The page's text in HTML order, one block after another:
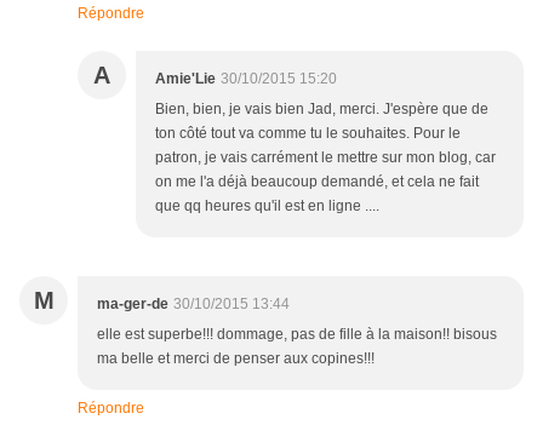
Répondre
A Amie'Lie 30/10/2015 15:20
Bien, bien, je vais bien Jad, merci. J'espère que de
ton côté tout va comme tu le souhaites. Pour le
patron, je vais carrément le mettre sur mon blog, car
on me l'a déjà beaucoup demandé, et cela ne fait
que qq heures qu'il est en ligne ....
M ma-ger-de 30/10/2015 13:44
elle est superbe!!! dommage, pas de fille à la maison!! bisous
ma belle et merci de penser aux copines!!!
Répondre